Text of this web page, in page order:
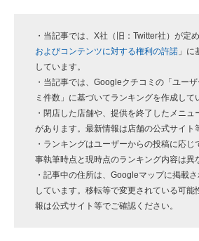
・当記事では、X社（旧：Twitter社）が定
およびコンテンツに対する権利の許諾 」に
しています。
・当記事では、Googleクチコミの「ユー
ミ件数」に基づいてランキングを作成して
・閉店した店舗や、提供を終了したメニュ
があります。最新情報は店舗の公式サイト
・ランキングはユーザーからの投稿に応
事執筆時点と現時点のランキング内容は異
・記事中の住所は、Googleマップに掲載
しています。移転等で変更されている可能
報は公式サイト等でご確認ください。